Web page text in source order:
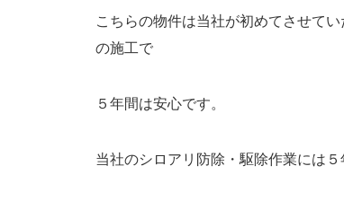
こちらの物件は当社が初めてさせて
の施工で
５年間は安心です。
当社のシロアリ防除・駆除作業には５